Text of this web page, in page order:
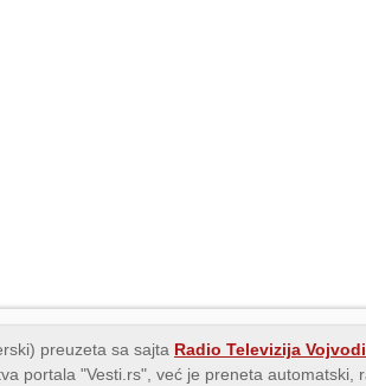
preuzeta sa sajta Radio Televizija
portala "Vesti.rs", već je preneta automatski,